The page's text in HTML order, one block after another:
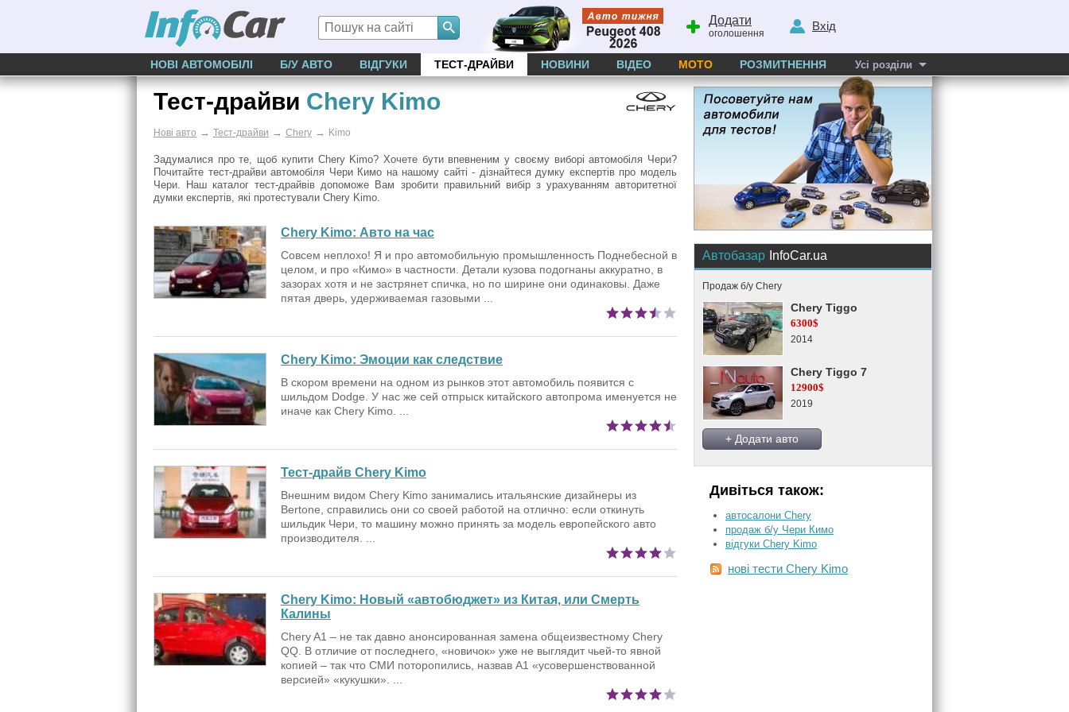
Додати
оголошення
Вхід
НОВІ АВТОМОБІЛІ Б/У АВТО ВІДГУКИ ТЕСТ-ДРАЙВИ НОВИНИ ВІДЕО МОТО РОЗМИТНЕННЯ Усі розділи
Тест-драйви Chery Kimo
Нові авто → Тест-драйви → Chery → Kimo
Задумалися про те, щоб купити Chery Kimo? Хочете бути впевненим у своєму виборі автомобіля Чери?
Почитайте тест-драйви автомобіля Чери Кимо на нашому сайті - дізнайтеся думку експертів про модель
Чери. Наш каталог тест-драйвів допоможе Вам зробити правильний вибір з урахуванням авторитетної
думки експертів, які протестували Chery Kimo.
Chery Kimo: Авто на час
Совсем неплохо! Я и про автомобильную промышленность Поднебесной в
целом, и про «Кимо» в частности. Детали кузова подогнаны аккуратно, в
зазорах хотя и не застрянет спичка, но по ширине они одинаковы. Даже
пятая дверь, удерживаемая газовыми ...
Chery Kimo: Эмоции как следствие
В скором времени на одном из рынков этот автомобиль появится с
шильдом Dodge. У нас же сей отпрыск китайского автопрома именуется не
ина­че как Chery Kimo. ...
Тест-драйв Chery Kimo
Внешним видом Chery Kimo занимались итальянские дизайнеры из
Bertone, справились они со своей работой на отлично: если откинуть
шильдик Чери, то машину можно принять за модель европейского авто
производителя. ...
Chery Kimo: Новый «автобюджет» из Китая, или Смерть
Калины
Chery A1 – не так давно анонсированная замена общеизвестному Chery
QQ. В отличие от последнего, «новичок» уже не выглядит чьей-то явной
копией – так что СМИ поторопились, назвав А1 «усовершенствованной
версией» «кукушки». ...
Автобазар InfoCar.ua
Продаж б/у Chery
Chery Tiggo
6300$
2014
Chery Tiggo 7
12900$
2019
+ Додати авто
Дивіться також:
автосалони Chery
продаж б/у Чери Кимо
відгуки Chery Kimo
нові тести Chery Kimo